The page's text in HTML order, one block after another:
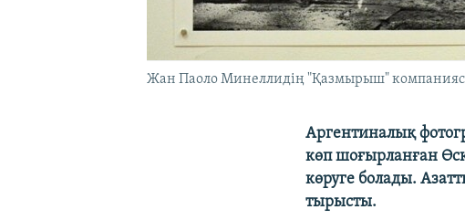
Жан Паоло Минеллидің "Қазмырыш"
Аргентиналық
көп шоғырланған
көруге болады.
тырысты.